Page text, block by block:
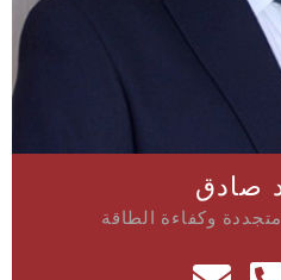
صادق
وكفاءة الطاقة